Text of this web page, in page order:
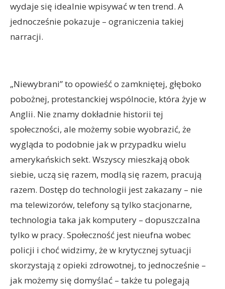
wydaje się idealnie wpisywać w ten trend. A
jednocześnie pokazuje – ograniczenia takiej
narracji.
„Niewybrani” to opowieść o zamkniętej, głęboko
pobożnej, protestanckiej wspólnocie, która żyje w
Anglii. Nie znamy dokładnie historii tej
społeczności, ale możemy sobie wyobrazić, że
wygląda to podobnie jak w przypadku wielu
amerykańskich sekt. Wszyscy mieszkają obok
siebie, uczą się razem, modlą się razem, pracują
razem. Dostęp do technologii jest zakazany – nie
ma telewizorów, telefony są tylko stacjonarne,
technologia taka jak komputery – dopuszczalna
tylko w pracy. Społeczność jest nieufna wobec
policji i choć widzimy, że w krytycznej sytuacji
skorzystają z opieki zdrowotnej, to jednocześnie –
jak możemy się domyślać – także tu polegają